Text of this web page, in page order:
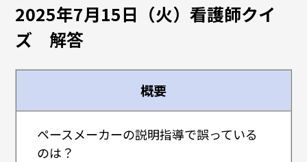
2025年7月15日（火）看護師クイ
ズ 解答
概要
ペースメーカーの説明指導で誤っている
のは？